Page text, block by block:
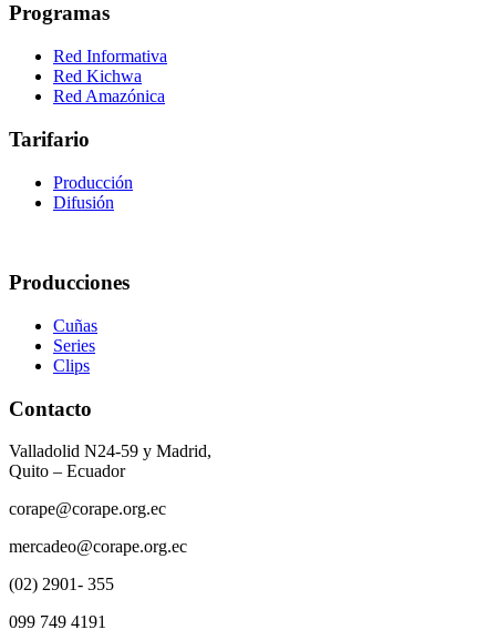
Programas
Red Informativa
Red Kichwa
Red Amazónica
Tarifario
Producción
Difusión
Producciones
Cuñas
Series
Clips
Contacto
Valladolid N24-59 y Madrid,
Quito – Ecuador
corape@corape.org.ec
mercadeo@corape.org.ec
(02) 2901- 355
099 749 4191